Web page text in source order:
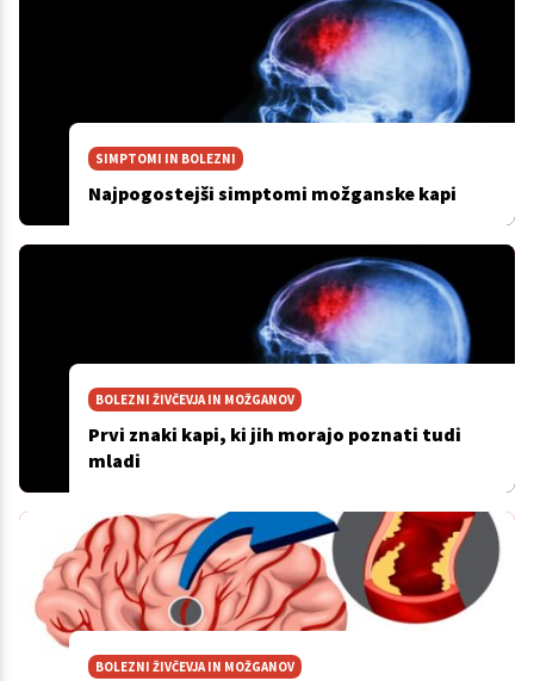
SIMPTOMI IN BOLEZNI
Najpogostejši simptomi možganske kapi
BOLEZNI ŽIVČEVJA IN MOŽGANOV
Prvi znaki kapi, ki jih morajo poznati tudi
mladi
BOLEZNI ŽIVČEVJA IN MOŽGANOV